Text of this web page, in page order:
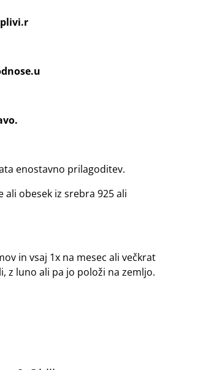
enostavno prilagoditev.
obesek iz srebra 925 ali
in vsaj 1x na mesec ali večkrat
z luno ali pa jo položi na zemljo.